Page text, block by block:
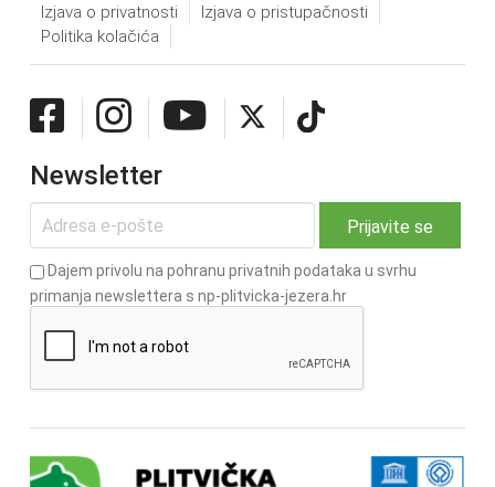
Izjava o privatnosti
Izjava o pristupačnosti
Politika kolačića
Newsletter
Dajem privolu na pohranu privatnih podataka u svrhu
primanja newslettera s np-plitvicka-jezera.hr